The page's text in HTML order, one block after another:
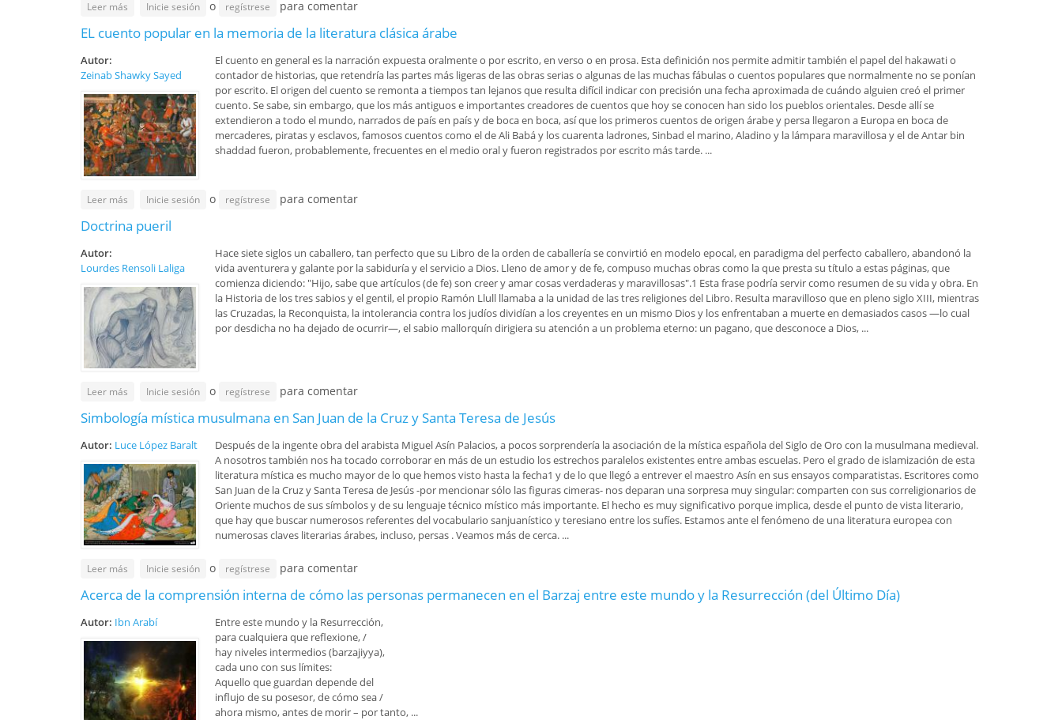
Leer más sobre Los poetas persas
Inicie sesión o regístrese para comentar
EL cuento popular en la memoria de la literatura clásica árabe
Autor:
Zeinab Shawky Sayed
El cuento en general es la narración expuesta oralmente o por escrito, en verso o en prosa. Esta definición nos permite admitir también el papel del hakawati o
contador de historias, que retendría las partes más ligeras de las obras serias o algunas de las muchas fábulas o cuentos populares que normalmente no se ponían
por escrito. El origen del cuento se remonta a tiempos tan lejanos que resulta difícil indicar con precisión una fecha aproximada de cuándo alguien creó el primer
cuento. Se sabe, sin embargo, que los más antiguos e importantes creadores de cuentos que hoy se conocen han sido los pueblos orientales. Desde allí se
extendieron a todo el mundo, narrados de país en país y de boca en boca, así que los primeros cuentos de origen árabe y persa llegaron a Europa en boca de
mercaderes, piratas y esclavos, famosos cuentos como el de Ali Babá y los cuarenta ladrones, Sinbad el marino, Aladino y la lámpara maravillosa y el de Antar bin
shaddad fueron, probablemente, frecuentes en el medio oral y fueron registrados por escrito más tarde. ...
Leer más sobre EL cuento popular en la memoria de la literatura clásica árabe
Inicie sesión o regístrese para comentar
Doctrina pueril
Autor:
Lourdes Rensoli Laliga
Hace siete siglos un caballero, tan perfecto que su Libro de la orden de caballería se convirtió en modelo epocal, en paradigma del perfecto caballero, abandonó la
vida aventurera y galante por la sabiduría y el servicio a Dios. Lleno de amor y de fe, compuso muchas obras como la que presta su título a estas páginas, que
comienza diciendo: "Hijo, sabe que artículos (de fe) son creer y amar cosas verdaderas y maravillosas".1 Esta frase podría servir como resumen de su vida y obra. En
la Historia de los tres sabios y el gentil, el propio Ramón Llull llamaba a la unidad de las tres religiones del Libro. Resulta maravilloso que en pleno siglo XIII, mientras
las Cruzadas, la Reconquista, la intolerancia contra los judíos dividían a los creyentes en un mismo Dios y los enfrentaban a muerte en demasiados casos —lo cual
por desdicha no ha dejado de ocurrir—, el sabio mallorquín dirigiera su atención a un problema eterno: un pagano, que desconoce a Dios, ...
Leer más sobre Doctrina pueril
Inicie sesión o regístrese para comentar
Simbología mística musulmana en San Juan de la Cruz y Santa Teresa de Jesús
Autor: Luce López Baralt
Después de la ingente obra del arabista Miguel Asín Palacios, a pocos sorprendería la asociación de la mística española del Siglo de Oro con la musulmana medieval.
A nosotros también nos ha tocado corroborar en más de un estudio los estrechos paralelos existentes entre ambas escuelas. Pero el grado de islamización de esta
literatura mística es mucho mayor de lo que hemos visto hasta la fecha1 y de lo que llegó a entrever el maestro Asín en sus ensayos comparatistas. Escritores como
San Juan de la Cruz y Santa Teresa de Jesús -por mencionar sólo las figuras cimeras- nos deparan una sorpresa muy singular: comparten con sus correligionarios de
Oriente muchos de sus símbolos y de su lenguaje técnico místico más importante. El hecho es muy significativo porque implica, desde el punto de vista literario,
que hay que buscar numerosos referentes del vocabulario sanjuanístico y teresiano entre los sufíes. Estamos ante el fenómeno de una literatura europea con
numerosas claves literarias árabes, incluso, persas . Veamos más de cerca. ...
Leer más sobre Simbología mística musulmana en San Juan de la Cruz y Santa Teresa de Jesús
Inicie sesión o regístrese para comentar
Acerca de la comprensión interna de cómo las personas permanecen en el Barzaj entre este mundo y la Resurrección (del Último Día)
Autor: Ibn Arabí
Entre este mundo y la Resurrección,
para cualquiera que reflexione, /
hay niveles intermedios (barzajiyya),
cada uno con sus límites:
Aquello que guardan depende del
influjo de su posesor, de cómo sea /
ahora mismo, antes de morir – por tanto, ...